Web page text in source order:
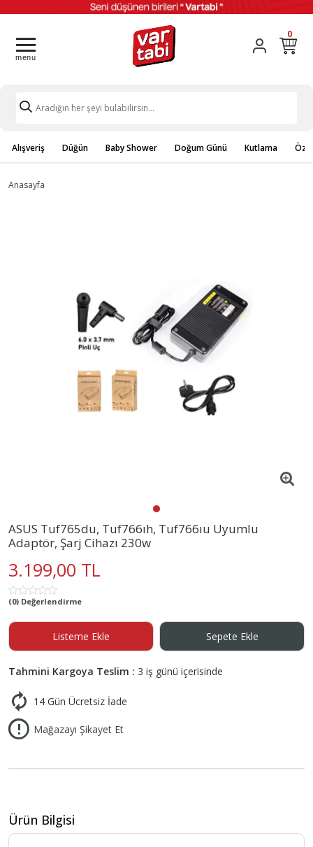
0
Alışveriş Düğün Baby Shower Doğum Günü Kutlama
Anasayfa
ASUS Tuf765du, Tuf766ıh, Tuf766ıu Uyumlu
Adaptör, Şarj Cihazı 230w
3.199,00 TL
(0) Değerlendirme
Listeme Ekle Sepete Ekle
Tahmini Kargoya Teslim : 3 iş günü içerisinde
14 Gün Ücretsiz İade
Mağazayı Şikayet Et
Ürün Bilgisi